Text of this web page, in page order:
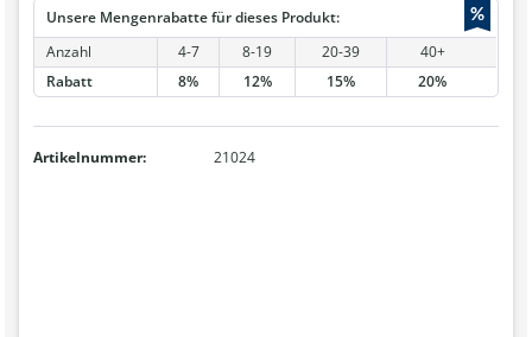
%
Unsere Mengenrabatte für dieses Produkt:
Anzahl
4-7 8-19 20-39
40+
Rabatt
8% 12% 15% 20%
Artikelnummer: 21024